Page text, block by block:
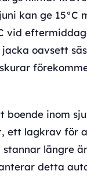
kan ge 15°C
vid
oavsett
boende inom
ett lagkrav för
stannar längre
detta